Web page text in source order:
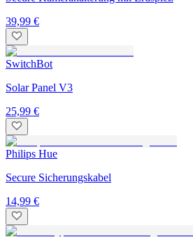
39,99 €
SwitchBot
Solar Panel V3
25,99 €
Philips Hue
Secure Sicherungskabel
14,99 €